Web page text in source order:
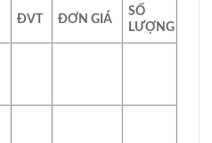
ĐVT ĐƠN GIÁ
SỐ
LƯỢNG